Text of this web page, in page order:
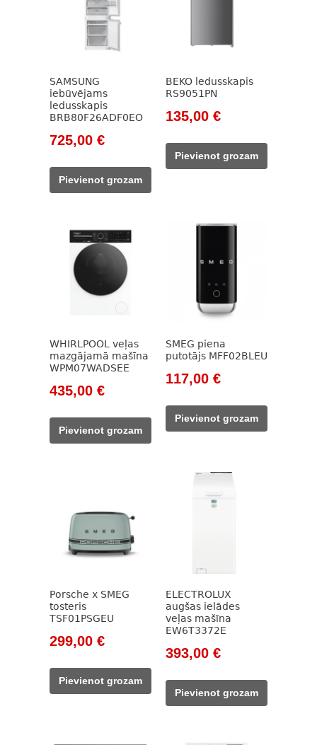
SAMSUNG
iebūvējams
ledusskapis
BRB80F26ADF0EO
Original
was:
1
725,00 €Current
725,00 €.
Pievienot grozam
BEKO ledusskapis
RS9051PN
Original
was:
785,00 €.
135,00 €Current
135,00 €.
Pievienot grozam
WHIRLPOOL veļas
mazgājamā mašīna
WPM07WADSEE
Original
was:
554,00 €.
435,00 €Current
435,00 €.
Pievienot grozam
SMEG piena
putotājs MFF02BLEU
Original
was:
133,00 €.
117,00 €Current
117,00 €.
Pievienot grozam
Porsche x SMEG
tosteris
TSF01PSGEU
Original
was:
399,00 €.
299,00 €Current
299,00 €.
Pievienot grozam
ELECTROLUX
augšas ielādes
veļas mašīna
EW6T3372E
Original
was:
573,00 €.
393,00 €Current
393,00 €.
Pievienot grozam